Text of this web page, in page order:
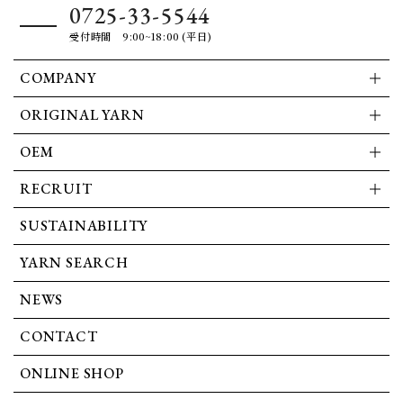
0725-33-5544
受付時間 9:00~18:00 (平日)
COMPANY
ORIGINAL YARN
OEM
RECRUIT
SUSTAINABILITY
YARN SEARCH
NEWS
CONTACT
ONLINE SHOP